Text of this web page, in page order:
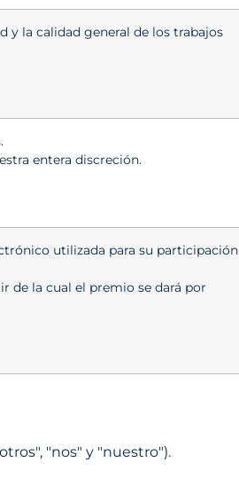
y la calidad general de los trabajos
entera discreción.
utilizada para su participación
de la cual el premio se dará por
"nos" y "nuestro").